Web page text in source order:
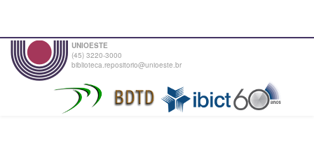
UNIOESTE
(45) 3220-3000
biblioteca.repositorio@unioeste.br